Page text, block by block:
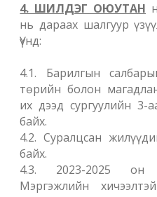
4. ШИЛДЭГ ОЮУТАН
нь дараах шалгуур
Үүнд:
4.1. Барилгын
төрийн болон
их дээд сургуулийн
байх.
4.2. Суралцсан
байх.
4.3. 2023-2025 он
Мэргэжлийн